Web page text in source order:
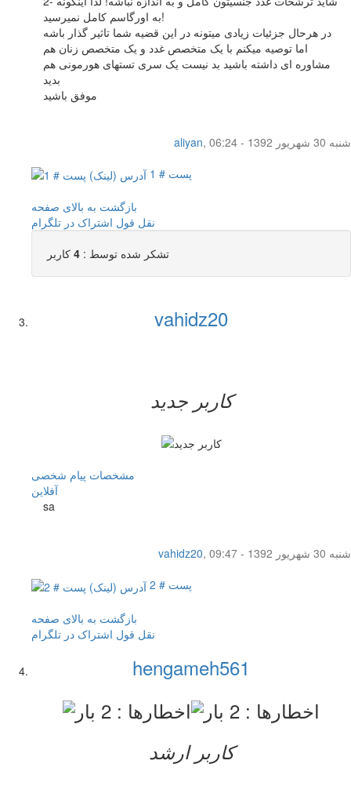
به اورگاسم کامل نمیرسید!
در هرحال جزئیات زیادی میتونه در این قضیه شما تاثیر گذار باشه
اما توصیه میکنم با یک متخصص غدد و یک متخصص زنان هم
مشاوره ای داشته باشید بد نیست یک سری تستهای هورمونی هم
بدید
موفق باشید
aliyan,
شنبه 30 شهریور 1392 - 06:24
پست # 1
بازگشت به بالای صفحه
نقل قول اشتراک در تلگرام
تشکر شده توسط : 4 کاربر
vahidz20
کاربر جدید
مشخصات پیام شخصی
آفلاين
sa
vahidz20,
شنبه 30 شهریور 1392 - 09:47
پست # 2
بازگشت به بالای صفحه
نقل قول اشتراک در تلگرام
hengameh561
کاربر ارشد